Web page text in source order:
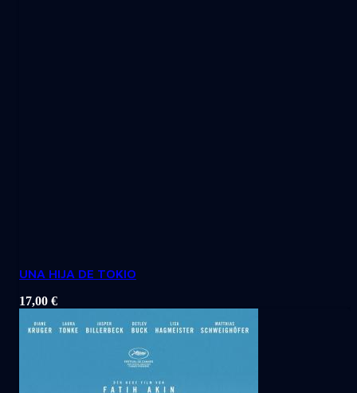
UNA HIJA DE TOKIO
17,00 €